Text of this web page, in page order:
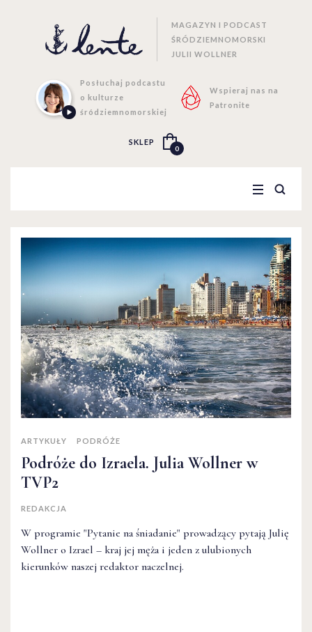
MAGAZYN I PODCAST
ŚRÓDZIEMNOMORSKI
JULII WOLLNER
Posłuchaj podcastu
o kulturze
śródziemnomorskiej
Wspieraj nas na
Patronite
SKLEP
0
ARTYKUŁY PODRÓŻE
Podróże do Izraela. Julia Wollner w
TVP2
REDAKCJA
W programie "Pytanie na śniadanie" prowadzący pytają Julię
Wollner o Izrael – kraj jej męża i jeden z ulubionych
kierunków naszej redaktor naczelnej.